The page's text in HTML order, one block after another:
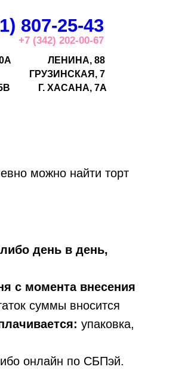
807-25-43
ЛЕНИНА, 88
ГРУЗИНСКАЯ, 7
Г. ХАСАНА, 7А
+7 (342) 202-00-67
можно найти торт
день в день,
с момента внесения
суммы вносится
упаковка,
онлайн по СБПэй.